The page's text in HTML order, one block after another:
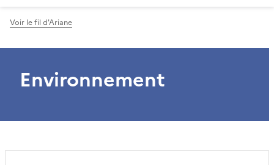
Voir le fil d'Ariane
Environnement